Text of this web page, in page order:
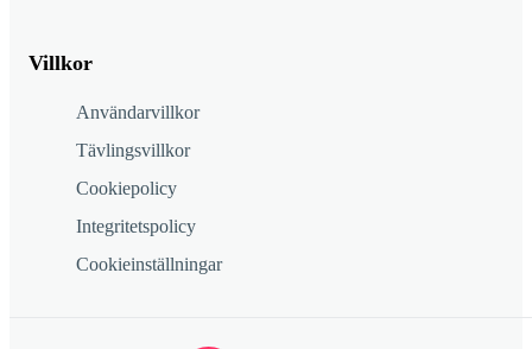
Villkor
Användarvillkor
Tävlingsvillkor
Cookiepolicy
Integritetspolicy
Cookieinställningar